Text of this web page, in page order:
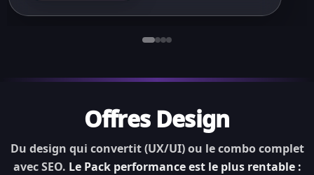
Offres Design
Du design qui convertit (UX/UI) ou le combo complet
avec SEO. Le Pack performance est le plus rentable :